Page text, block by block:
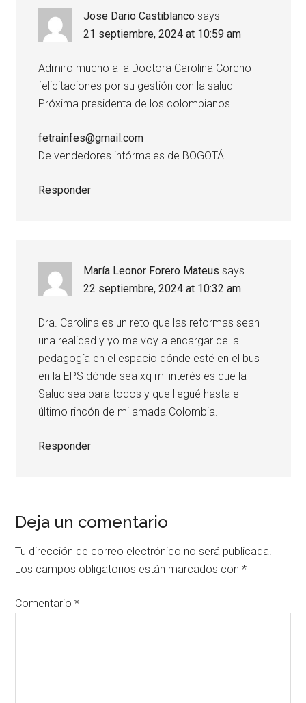
Jose Dario Castiblanco says
21 septiembre, 2024 at 10:59 am
Admiro mucho a la Doctora Carolina Corcho
felicitaciones por su gestión con la salud
Próxima presidenta de los colombianos
fetrainfes@gmail.com
De vendedores infórmales de BOGOTÁ
Responder
María Leonor Forero Mateus says
22 septiembre, 2024 at 10:32 am
Dra. Carolina es un reto que las reformas sean
una realidad y yo me voy a encargar de la
pedagogía en el espacio dónde esté en el bus
en la EPS dónde sea xq mi interés es que la
Salud sea para todos y que llegué hasta el
último rincón de mi amada Colombia.
Responder
Deja un comentario
Tu dirección de correo electrónico no será publicada.
Los campos obligatorios están marcados con*
Comentario*